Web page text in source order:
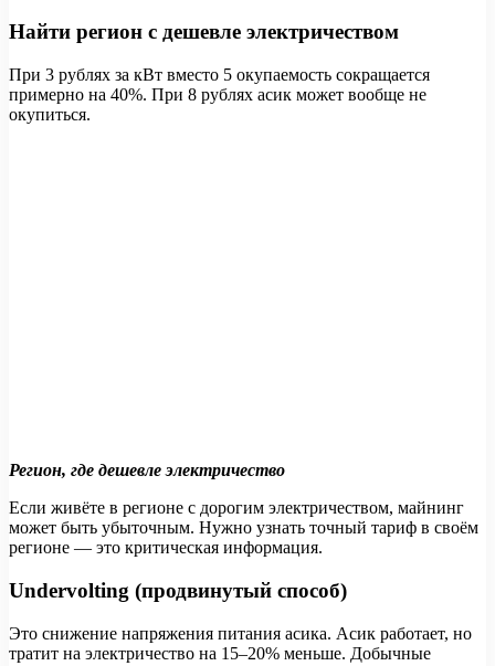
Найти регион с дешевле электричеством
При 3 рублях за кВт вместо 5 окупаемость сокращается
примерно на 40%. При 8 рублях асик может вообще не
окупиться.
Регион, где дешевле электричество
Если живёте в регионе с дорогим электричеством, майнинг
может быть убыточным. Нужно узнать точный тариф в своём
регионе — это критическая информация.
Undervolting (продвинутый способ)
Это снижение напряжения питания асика. Асик работает, но
тратит на электричество на 15–20% меньше. Добычные